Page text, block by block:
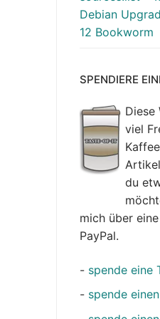
Debian
12 Bookworm
SPENDIERE
Diese
viel
du
mich über
PayPal.
- spende eine
- spende